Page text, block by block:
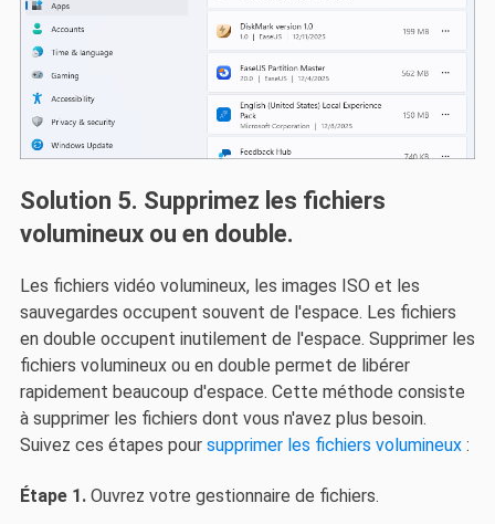
Solution 5. Supprimez les fichiers
volumineux ou en double.
Les fichiers vidéo volumineux, les images ISO et les
sauvegardes occupent souvent de l'espace. Les fichiers
en double occupent inutilement de l'espace. Supprimer les
fichiers volumineux ou en double permet de libérer
rapidement beaucoup d'espace. Cette méthode consiste
à supprimer les fichiers dont vous n'avez plus besoin.
Suivez ces étapes pour supprimer les fichiers volumineux:
Étape 1.Ouvrez votre gestionnaire de fichiers.